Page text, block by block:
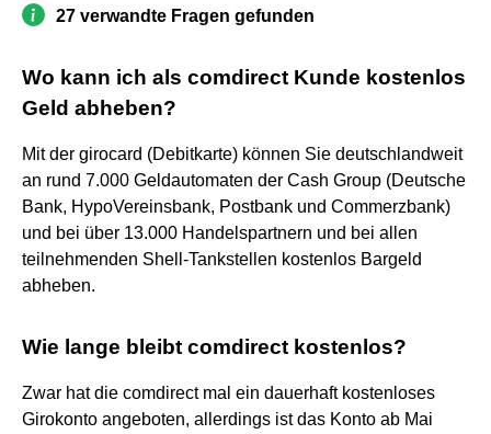
27 verwandte Fragen gefunden
Wo kann ich als comdirect Kunde kostenlos
Geld abheben?
Mit der girocard (Debitkarte) können Sie deutschlandweit
an rund 7.000 Geldautomaten der Cash Group (Deutsche
Bank, HypoVereinsbank, Postbank und Commerzbank)
und bei über 13.000 Handelspartnern und bei allen
teilnehmenden Shell-Tankstellen kostenlos Bargeld
abheben.
Wie lange bleibt comdirect kostenlos?
Zwar hat die comdirect mal ein dauerhaft kostenloses
Girokonto angeboten, allerdings ist das Konto ab Mai